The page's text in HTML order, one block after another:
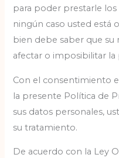
para poder prestarle
ningún caso usted está
bien debe saber que
afectar o imposibilitar la
Con el consentimiento
la presente Política de
sus datos personales,
su tratamiento.
De acuerdo con la Ley